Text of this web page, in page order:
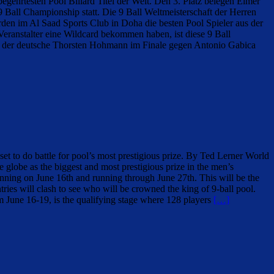
Championship statt. Die 9 Ball Weltmeisterschaft der Herren
im Al Saad Sports Club in Doha die besten Pool Spieler aus der
eine Wildcard bekommen haben, ist diese 9 Ball
deutsche Thorsten Hohmann im Finale gegen Antonio Gabica
to do battle for pool’s most prestigious prize. By Ted Lerner World
as the biggest and most prestigious prize in the men’s
on June 16th and running through June 27th. This will be the
will clash to see who will be crowned the king of 9-ball pool.
16-19, is the qualifying stage where 128 players […]